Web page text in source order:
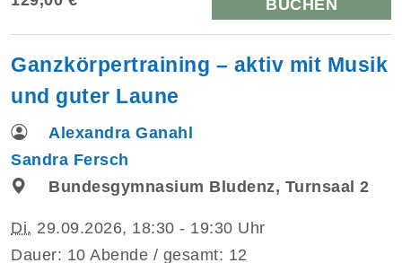
BUCHEN
Ganzkörpertraining – aktiv mit Musik
und guter Laune
Alexandra Ganahl
Sandra Fersch
Bundesgymnasium Bludenz, Turnsaal 2
Di. 29.09.2026, 18:30 - 19:30 Uhr
Dauer: 10 Abende / gesamt: 12